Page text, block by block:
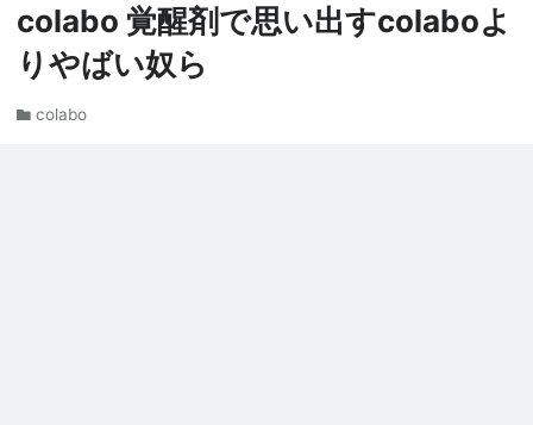
colabo 覚醒剤で思い出すcolaboよ
りやばい奴ら
colabo